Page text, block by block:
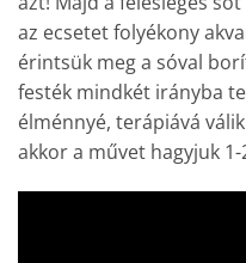
az ecsetet folyékony
érintsük meg a sóval
festék mindkét irányba
élménnyé, terápiává
akkor a művet hagyjuk